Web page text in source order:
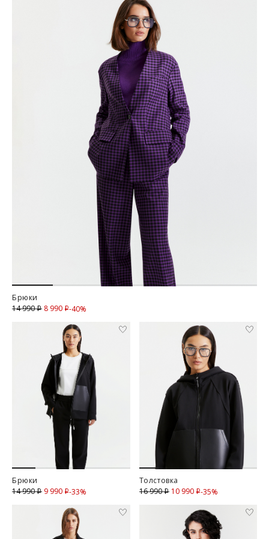
Брюки
14 990i 8 990 iСкидка
-40%
Брюки
14 990i 9 990 iСкидка
-33%
Толстовка
16 990i 10 990 iСкидка
-35%